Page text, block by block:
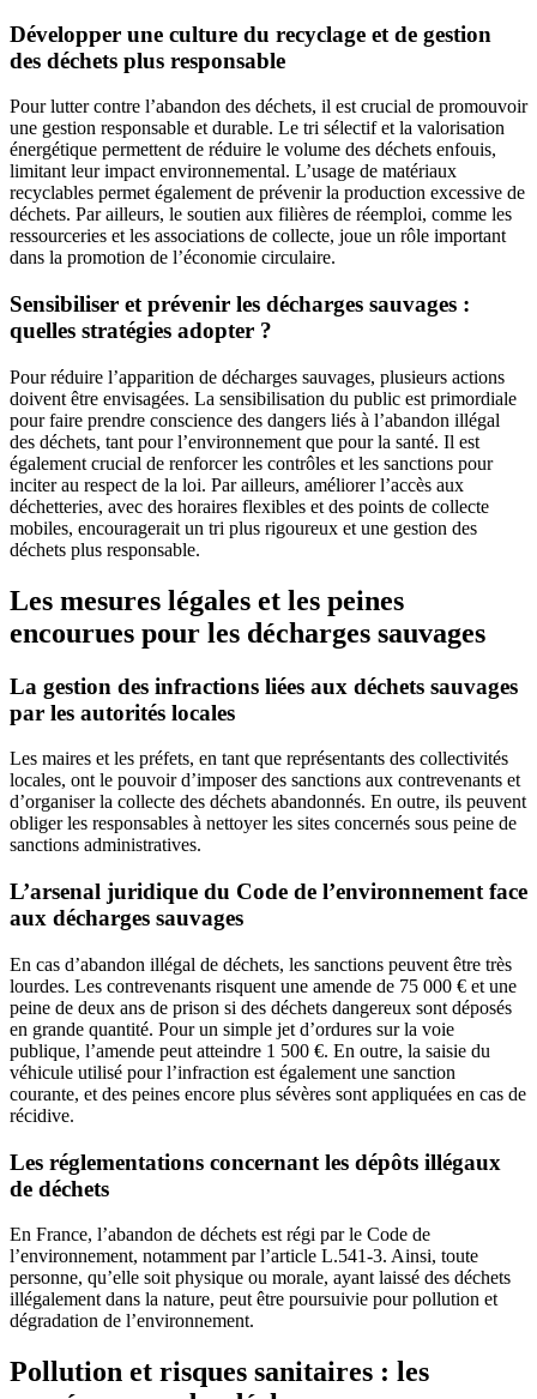
Développer une culture du recyclage et de gestion
des déchets plus responsable
Pour lutter contre l’abandon des déchets, il est crucial de promouvoir
une gestion responsable et durable. Le tri sélectif et la valorisation
énergétique permettent de réduire le volume des déchets enfouis,
limitant leur impact environnemental. L’usage de matériaux
recyclables permet également de prévenir la production excessive de
déchets. Par ailleurs, le soutien aux filières de réemploi, comme les
ressourceries et les associations de collecte, joue un rôle important
dans la promotion de l’économie circulaire.
Sensibiliser et prévenir les décharges sauvages :
quelles stratégies adopter ?
Pour réduire l’apparition de décharges sauvages, plusieurs actions
doivent être envisagées. La sensibilisation du public est primordiale
pour faire prendre conscience des dangers liés à l’abandon illégal
des déchets, tant pour l’environnement que pour la santé. Il est
également crucial de renforcer les contrôles et les sanctions pour
inciter au respect de la loi. Par ailleurs, améliorer l’accès aux
déchetteries, avec des horaires flexibles et des points de collecte
mobiles, encouragerait un tri plus rigoureux et une gestion des
déchets plus responsable.
Les mesures légales et les peines
encourues pour les décharges sauvages
La gestion des infractions liées aux déchets sauvages
par les autorités locales
Les maires et les préfets, en tant que représentants des collectivités
locales, ont le pouvoir d’imposer des sanctions aux contrevenants et
d’organiser la collecte des déchets abandonnés. En outre, ils peuvent
obliger les responsables à nettoyer les sites concernés sous peine de
sanctions administratives.
L’arsenal juridique du Code de l’environnement face
aux décharges sauvages
En cas d’abandon illégal de déchets, les sanctions peuvent être très
lourdes. Les contrevenants risquent une amende de 75 000 € et une
peine de deux ans de prison si des déchets dangereux sont déposés
en grande quantité. Pour un simple jet d’ordures sur la voie
publique, l’amende peut atteindre 1 500 €. En outre, la saisie du
véhicule utilisé pour l’infraction est également une sanction
courante, et des peines encore plus sévères sont appliquées en cas de
récidive.
Les réglementations concernant les dépôts illégaux
de déchets
En France, l’abandon de déchets est régi par le Code de
l’environnement, notamment par l’article L.541-3. Ainsi, toute
personne, qu’elle soit physique ou morale, ayant laissé des déchets
illégalement dans la nature, peut être poursuivie pour pollution et
dégradation de l’environnement.
Pollution et risques sanitaires : les